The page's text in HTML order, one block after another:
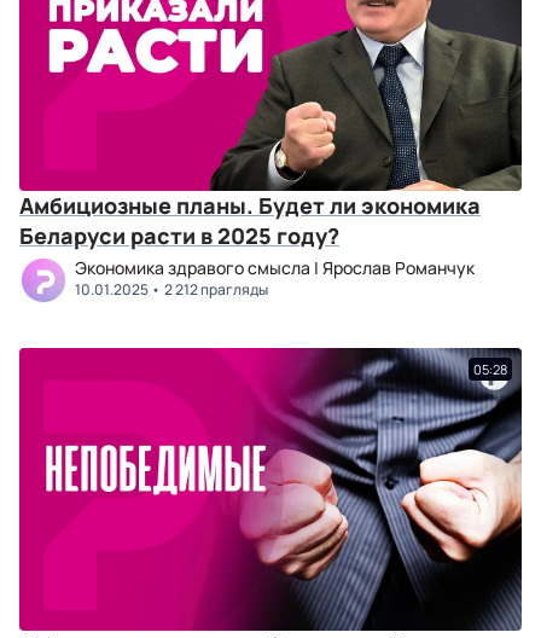
Амбициозные планы. Будет ли экономика
Беларуси расти в 2025 году?
Экономика здравого смысла | Ярослав Романчук
10.01.2025 2 212 прагляды
05:28